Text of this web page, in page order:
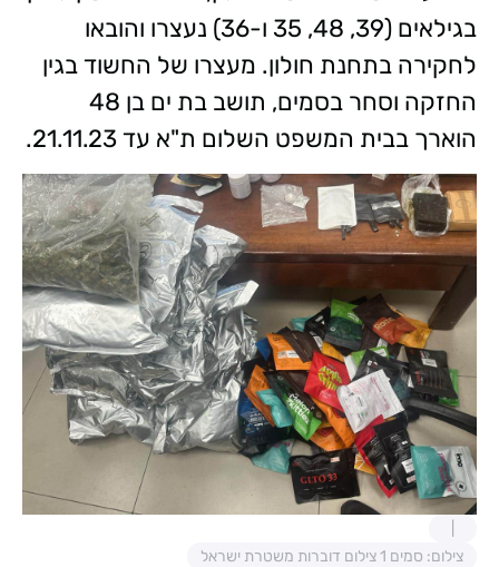
בגילאים (39, 48, 35 ו-36) נעצרו והובאו
לחקירה בתחנת חולון. מעצרו של החשוד בגין
החזקה וסחר בסמים, תושב בת ים בן 48
הוארך בבית המשפט השלום ת"א עד 21.11.23.
צילום: סמים 1 צילום דוברות משטרת ישראל